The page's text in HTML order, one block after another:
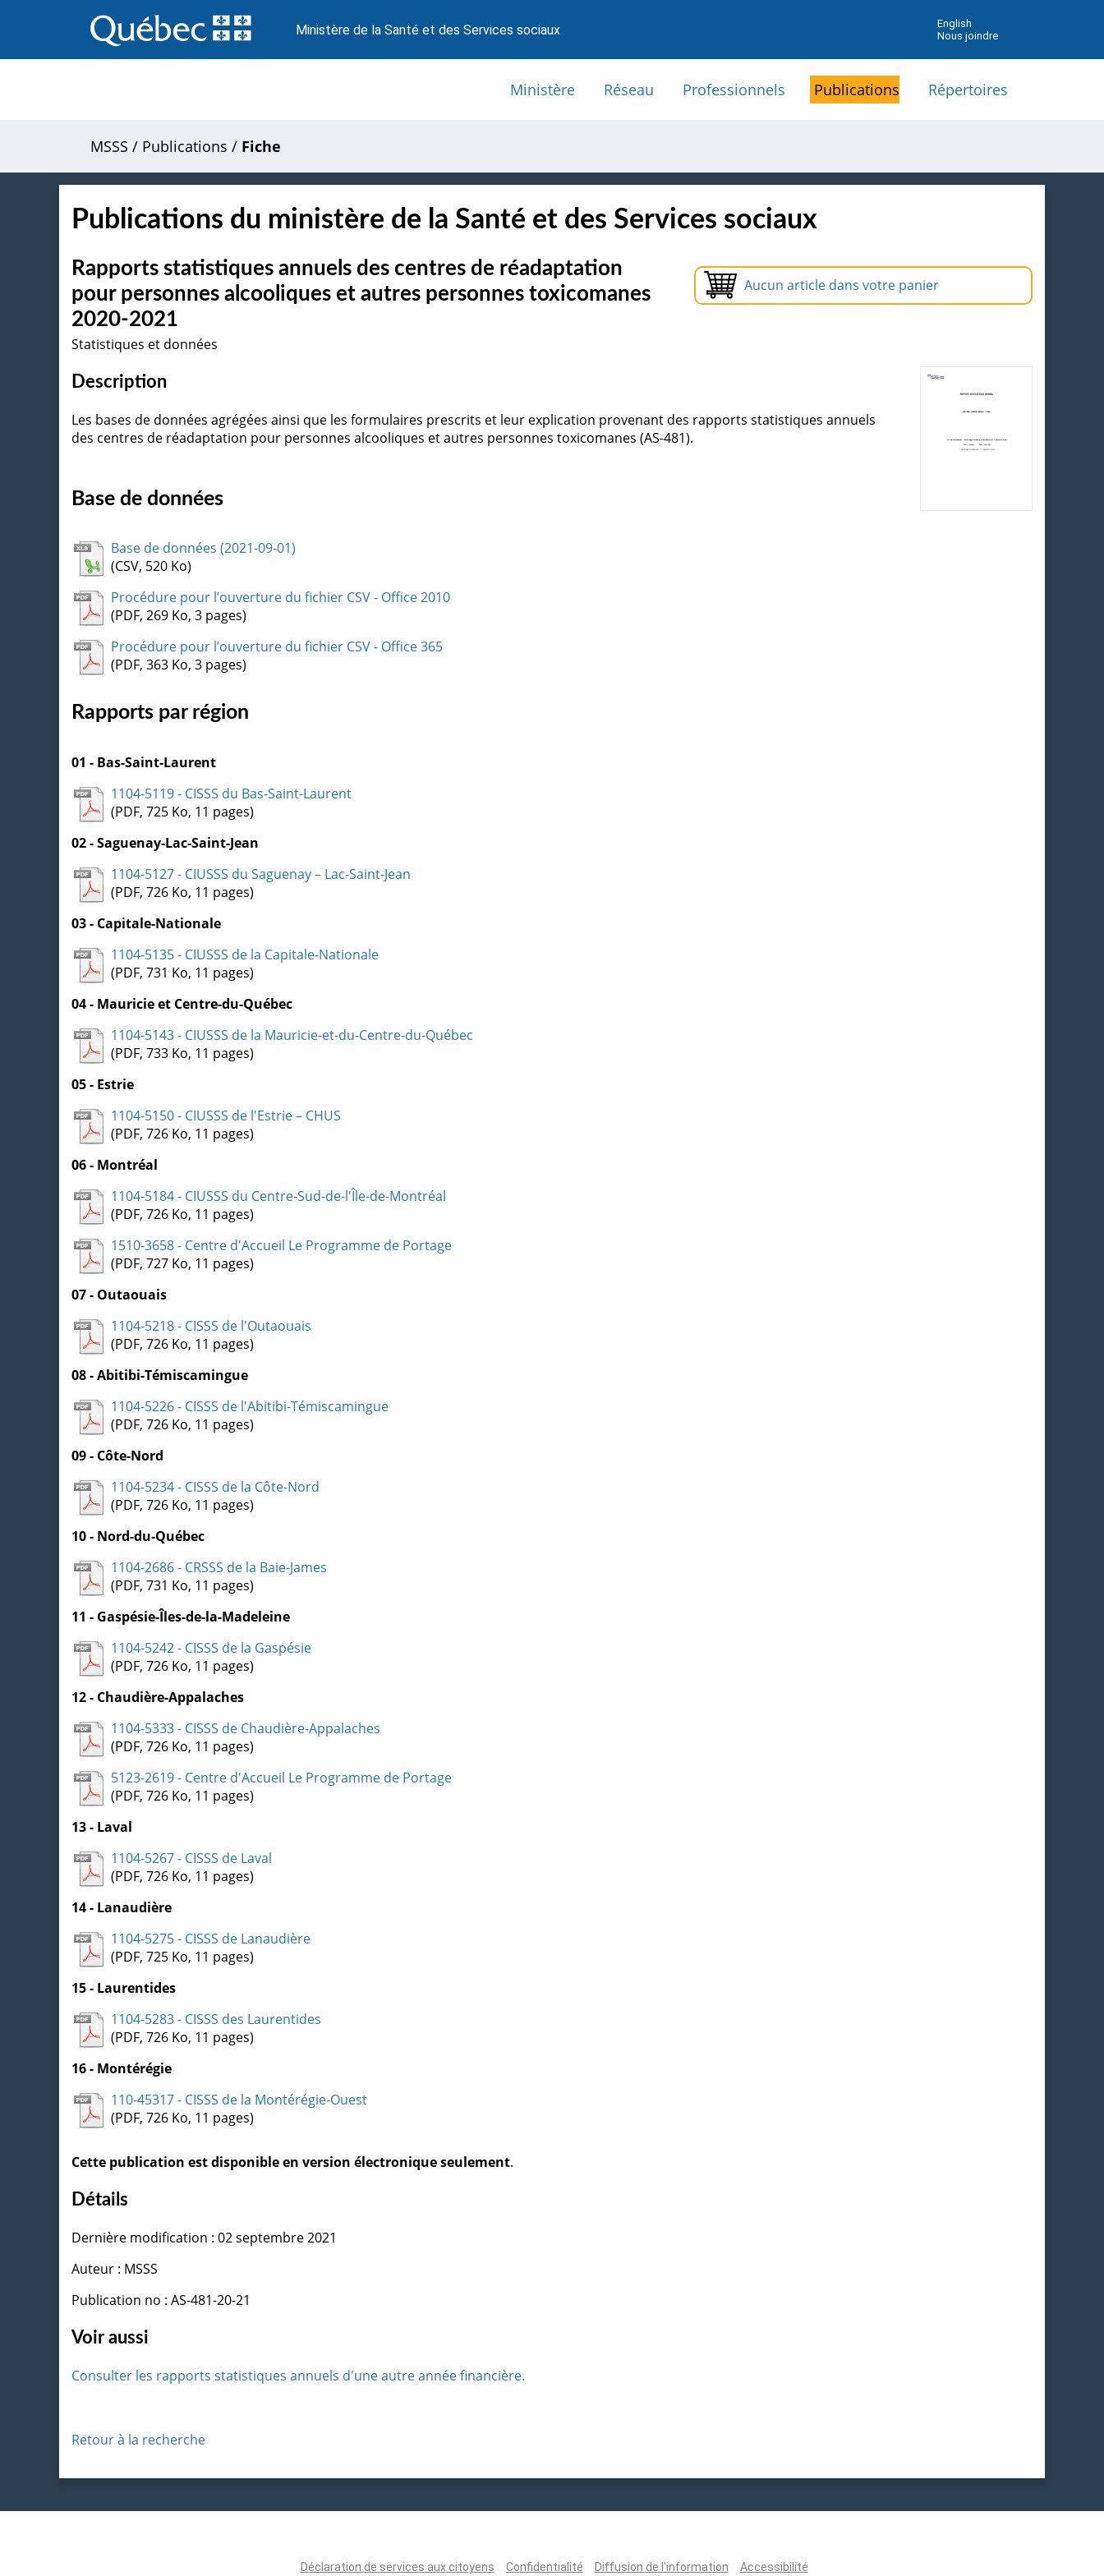
au
contenu
Ministère de la Santé et des Services sociaux
English
Nous joindre
Ministère Réseau Professionnels Publications Répertoires
MSSS / Publications / Fiche
Publications du ministère de la Santé et des Services sociaux
Aucun article dans votre panier
Rapports statistiques annuels des centres de réadaptation
pour personnes alcooliques et autres personnes toxicomanes
2020-2021
Statistiques et données
Description
Les bases de données agrégées ainsi que les formulaires prescrits et leur explication provenant des rapports statistiques annuels
des centres de réadaptation pour personnes alcooliques et autres personnes toxicomanes (AS-481).
Base de données
Base de données (2021-09-01)
(CSV, 520 Ko)
Procédure pour l’ouverture du fichier CSV - Office 2010
(PDF, 269 Ko, 3 pages)
Procédure pour l’ouverture du fichier CSV - Office 365
(PDF, 363 Ko, 3 pages)
Rapports par région
01 - Bas-Saint-Laurent
1104-5119 - CISSS du Bas-Saint-Laurent
(PDF, 725 Ko, 11 pages)
02 - Saguenay-Lac-Saint-Jean
1104-5127 - CIUSSS du Saguenay – Lac-Saint-Jean
(PDF, 726 Ko, 11 pages)
03 - Capitale-Nationale
1104-5135 - CIUSSS de la Capitale-Nationale
(PDF, 731 Ko, 11 pages)
04 - Mauricie et Centre-du-Québec
1104-5143 - CIUSSS de la Mauricie-et-du-Centre-du-Québec
(PDF, 733 Ko, 11 pages)
05 - Estrie
1104-5150 - CIUSSS de l'Estrie – CHUS
(PDF, 726 Ko, 11 pages)
06 - Montréal
1104-5184 - CIUSSS du Centre-Sud-de-l'Île-de-Montréal
(PDF, 726 Ko, 11 pages)
1510-3658 - Centre d'Accueil Le Programme de Portage
(PDF, 727 Ko, 11 pages)
07 - Outaouais
1104-5218 - CISSS de l'Outaouais
(PDF, 726 Ko, 11 pages)
08 - Abitibi-Témiscamingue
1104-5226 - CISSS de l'Abitibi-Témiscamingue
(PDF, 726 Ko, 11 pages)
09 - Côte-Nord
1104-5234 - CISSS de la Côte-Nord
(PDF, 726 Ko, 11 pages)
10 - Nord-du-Québec
1104-2686 - CRSSS de la Baie-James
(PDF, 731 Ko, 11 pages)
11 - Gaspésie-Îles-de-la-Madeleine
1104-5242 - CISSS de la Gaspésie
(PDF, 726 Ko, 11 pages)
12 - Chaudière-Appalaches
1104-5333 - CISSS de Chaudière-Appalaches
(PDF, 726 Ko, 11 pages)
5123-2619 - Centre d'Accueil Le Programme de Portage
(PDF, 726 Ko, 11 pages)
13 - Laval
1104-5267 - CISSS de Laval
(PDF, 726 Ko, 11 pages)
14 - Lanaudière
1104-5275 - CISSS de Lanaudière
(PDF, 725 Ko, 11 pages)
15 - Laurentides
1104-5283 - CISSS des Laurentides
(PDF, 726 Ko, 11 pages)
16 - Montérégie
110-45317 - CISSS de la Montérégie-Ouest
(PDF, 726 Ko, 11 pages)
Cette publication est disponible en version électronique seulement.
Détails
Dernière modification : 02 septembre 2021
Auteur : MSSS
Publication no : AS-481-20-21
Voir aussi
Consulter les rapports statistiques annuels d'une autre année financière.
Retour à la recherche
Déclaration de services aux citoyens Confidentialité Diffusion de l'information Accessibilité